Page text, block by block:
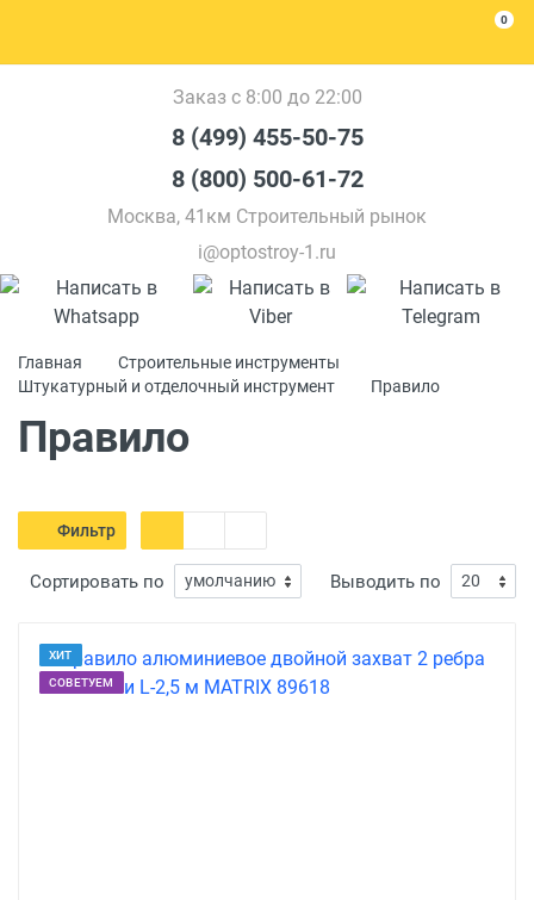
0
Заказ с 8:00 до 22:00
8 (499) 455-50-75
8 (800) 500-61-72
Москва, 41км Строительный рынок
i@optostroy-1.ru
Главная
Строительные инструменты
Штукатурный и отделочный инструмент
Правило
Правило
Фильтр
Сортировать по Выводить по
ХИТ
СОВЕТУЕМ